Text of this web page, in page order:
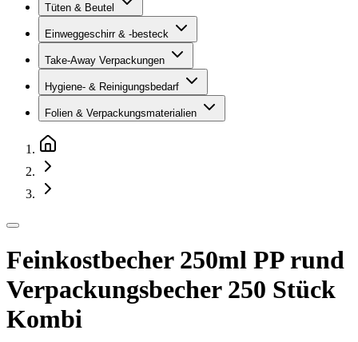
Tüten & Beutel
Einweggeschirr & -besteck
Take-Away Verpackungen
Hygiene- & Reinigungsbedarf
Folien & Verpackungsmaterialien
Feinkostbecher 250ml PP rund
Verpackungsbecher 250 Stück
Kombi